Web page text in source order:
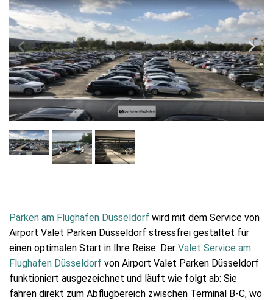
Parken am Flughafen Düsseldorf wird mit dem Service von
Airport Valet Parken Düsseldorf stressfrei gestaltet für
einen optimalen Start in Ihre Reise. Der Valet Service am
Flughafen Düsseldorf von Airport Valet Parken Düsseldorf
funktioniert ausgezeichnet und läuft wie folgt ab: Sie
fahren direkt zum Abflugbereich zwischen Terminal B-C, wo